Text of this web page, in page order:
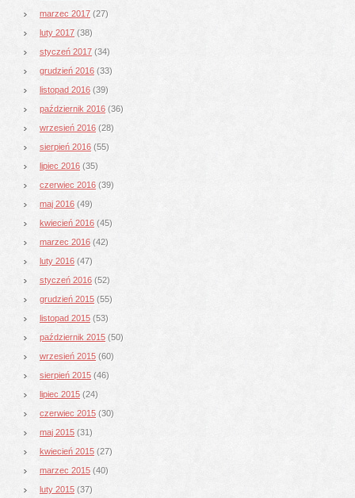
marzec 2017 (27)
luty 2017 (38)
styczeń 2017 (34)
grudzień 2016 (33)
listopad 2016 (39)
październik 2016 (36)
wrzesień 2016 (28)
sierpień 2016 (55)
lipiec 2016 (35)
czerwiec 2016 (39)
maj 2016 (49)
kwiecień 2016 (45)
marzec 2016 (42)
luty 2016 (47)
styczeń 2016 (52)
grudzień 2015 (55)
listopad 2015 (53)
październik 2015 (50)
wrzesień 2015 (60)
sierpień 2015 (46)
lipiec 2015 (24)
czerwiec 2015 (30)
maj 2015 (31)
kwiecień 2015 (27)
marzec 2015 (40)
luty 2015 (37)